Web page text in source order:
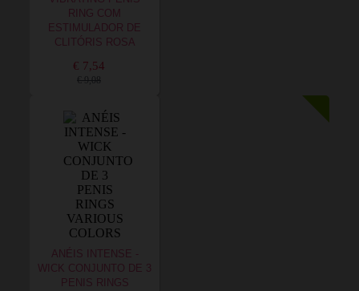
RING COM
ESTIMULADOR DE
CLITÓRIS ROSA
€ 7,54
€ 9,08
ANÉIS INTENSE -
WICK CONJUNTO DE 3
PENIS RINGS